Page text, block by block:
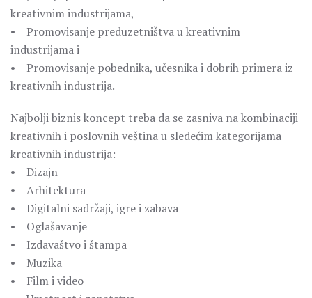
kreativnim industrijama,
• Promovisanje preduzetništva u kreativnim
industrijama i
• Promovisanje pobednika, učesnika i dobrih primera iz
kreativnih industrija.
Najbolji biznis koncept treba da se zasniva na kombinaciji
kreativnih i poslovnih veština u sledećim kategorijama
kreativnih industrija:
• Dizajn
• Arhitektura
• Digitalni sadržaji, igre i zabava
• Oglašavanje
• Izdavaštvo i štampa
• Muzika
• Film i video